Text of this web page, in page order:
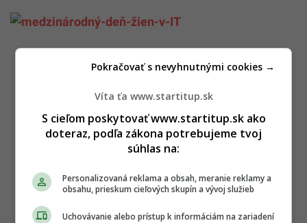
Víta ťa www.startitup.sk
S cieľom poskytovať www.startitup.sk ako
doteraz, podľa zákona potrebujeme tvoj
súhlas na:
Personalizovaná reklama a obsah, meranie reklamy a
obsahu, prieskum cieľových skupín a vývoj služieb
Uchovávanie alebo prístup k informáciám na zariadení
Pokračovať s nevyhnutnými cookies →